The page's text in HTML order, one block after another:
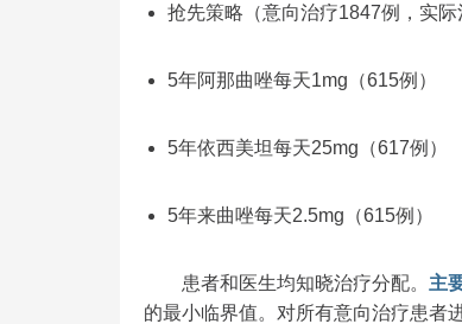
抢先策略（意向治疗1847例，实际
5年阿那曲唑每天1mg（615例）
5年依西美坦每天25mg（617例）
5年来曲唑每天2.5mg（615例）
患者和医生均知晓治疗分配。 主
的最小临界值。对所有意向治疗患者